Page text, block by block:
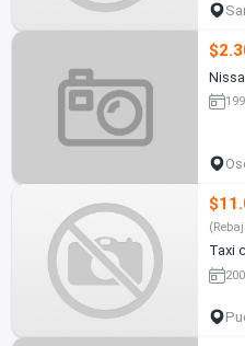
Taxi